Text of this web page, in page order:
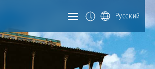
Русский